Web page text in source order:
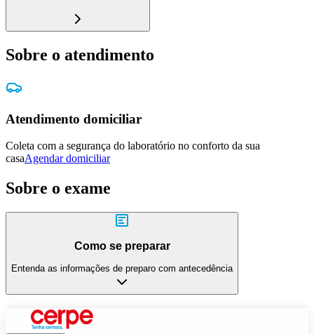
Sobre o atendimento
Atendimento domiciliar
Coleta com a segurança do laboratório no conforto da sua
casaAgendar domiciliar
Sobre o exame
Como se preparar
Entenda as informações de preparo com antecedência